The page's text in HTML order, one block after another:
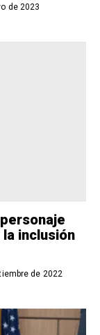
de 2023
inclusión
de 2022